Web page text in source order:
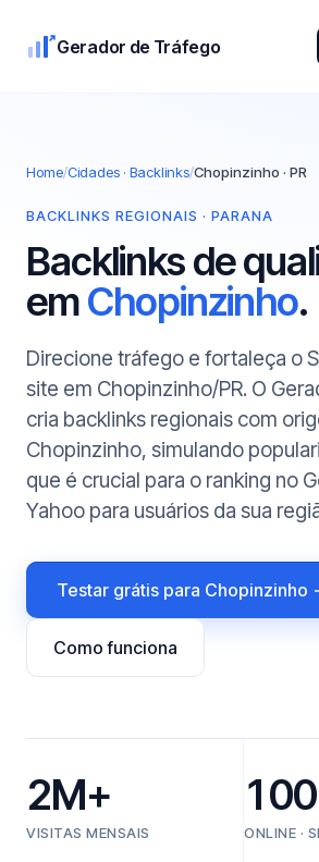
Gerador de Tráfego
Home/Cidades · Backlinks/Chopinzinho · PR
BACKLINKS REGIONAIS · PARANA
Backlinks de
emChopinzinho.
Direcione tráfego e fortaleça o
site em Chopinzinho/PR. O
cria backlinks regionais com
Chopinzinho, simulando
que é crucial para o ranking no
Yahoo para usuários da sua
Testar grátis para Chopinzinho
Como funciona
2M+
VISITAS MENSAIS ONLINE ·